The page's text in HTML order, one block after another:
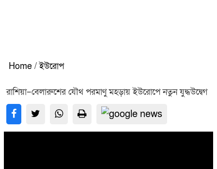
Home / ইউরোপ
রাশিয়া–বেলারুশের যৌথ পরমাণু মহড়ায় ইউরোপে নতুন যুদ্ধউদ্বেগ